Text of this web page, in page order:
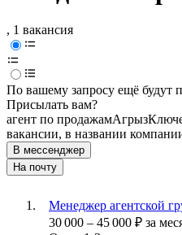
, 1 вакансия
По вашему запросу ещё будут
Присылать вам?
агент по продажамАгрыз
вакансии, в названии
В мессенджер
На почту
Менеджер агентской
30 000 – 45 000 ₽ за